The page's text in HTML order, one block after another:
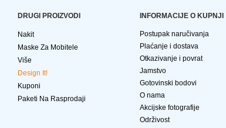
DRUGI PROIZVODI
Nakit
Maske Za Mobitele
Više
Design It!
Kuponi
Paketi Na Rasprodaji
INFORMACIJE O KUPNJI
Postupak naručivanja
Plaćanje i dostava
Otkazivanje i povrat
Jamstvo
Gotovinski bodovi
O nama
Akcijske fotografije
Održivost